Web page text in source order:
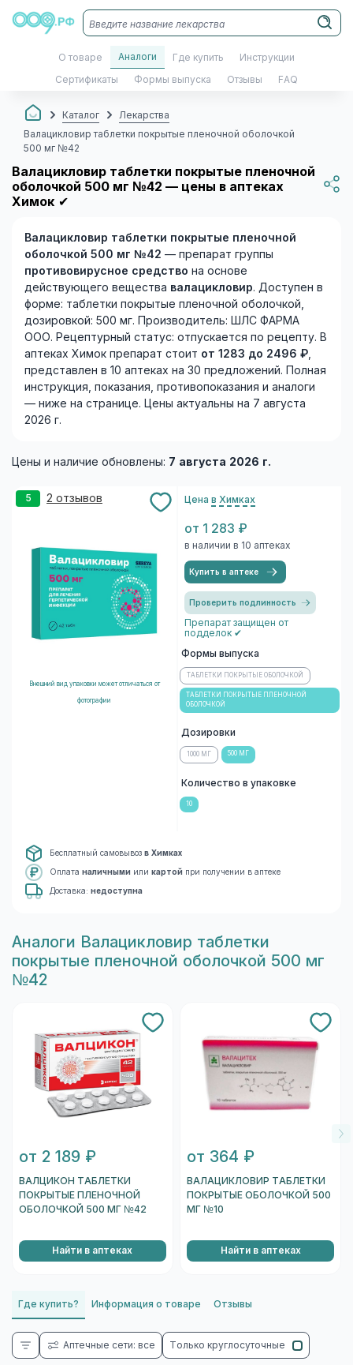
О товаре Аналоги Где купить Инструкции
Сертификаты Формы выпуска Отзывы FAQ
Каталог
Лекарства
Валацикловир таблетки покрытые пленочной оболочкой
500 мг №42
Валацикловир таблетки покрытые пленочной
оболочкой 500 мг №42 — цены в аптеках
Химок ✔
Валацикловир таблетки покрытые пленочной
оболочкой 500 мг №42 — препарат группы
противовирусное средство на основе
действующего вещества валацикловир. Доступен в
форме: таблетки покрытые пленочной оболочкой,
дозировкой: 500 мг. Производитель: ШЛС ФАРМА
ООО. Рецептурный статус: отпускается по рецепту. В
аптеках Химок препарат стоит от 1283 до 2496 ₽,
представлен в 10 аптеках на 30 предложений. Полная
инструкция, показания, противопоказания и аналоги
— ниже на странице. Цены актуальны на 7 августа
2026 г.
Цены и наличие обновлены: 7 августа 2026 г.
5 2 отзывов
Внешний вид упаковки может отличаться от
фотографии
Цена в Химках
от 1 283 ₽
в наличии в 10 аптеках
Купить в аптеке
Проверить подлинность
Препарат защищен от
подделок ✔
Формы выпуска
ТАБЛЕТКИ ПОКРЫТЫЕ ОБОЛОЧКОЙ
ТАБЛЕТКИ ПОКРЫТЫЕ ПЛЕНОЧНОЙ
ОБОЛОЧКОЙ
Дозировки
1000 МГ 500 МГ
Количество в упаковке
10
Бесплатный самовывоз в Химках
Оплата наличными или картой при получении в аптеке
Доставка: недоступна
Aналоги Валацикловир таблетки
покрытые пленочной оболочкой 500 мг
№42
от 2 189 ₽
ВАЛЦИКОН ТАБЛЕТКИ
ПОКРЫТЫЕ ПЛЕНОЧНОЙ
ОБОЛОЧКОЙ 500 МГ №42
Найти в аптеках
от 364 ₽
ВАЛАЦИКЛОВИР ТАБЛЕТКИ
ПОКРЫТЫЕ ОБОЛОЧКОЙ 500
МГ №10
Найти в аптеках
Где купить? Информация о товаре Отзывы
Аптечные сети: все Только круглосуточные